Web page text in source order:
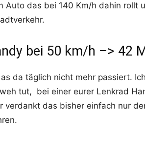
Auto das bei 140 Km/h dahin rollt
bei 50 km/h –> 42
da täglich nicht mehr passiert.
tut, bei einer eurer Lenkrad
verdankt das bisher einfach nur